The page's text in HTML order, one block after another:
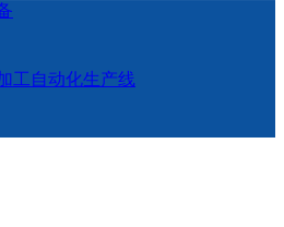
工自动化生产线